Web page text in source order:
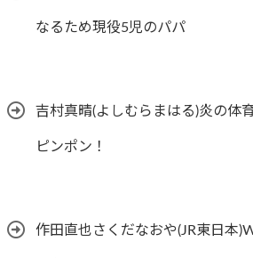
なるため現役5児のパパ
吉村真晴(よしむらまはる)炎の体
ピンポン！
作田直也さくだなおや(JR東日本